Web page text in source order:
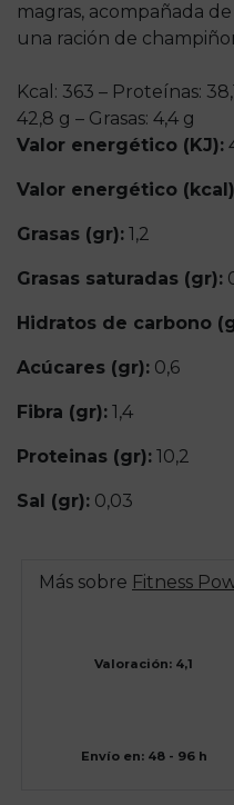
magras, acompañada
una ración de
Kcal: 363 – Proteínas:
42,8 g – Grasas: 4,4 g
Valor energético (KJ):
Valor energético
Grasas (gr): 1,2
Grasas saturadas (gr):
Hidratos de carbono
Acúcares (gr): 0,6
Fibra (gr): 1,4
Proteinas (gr): 10,2
Sal (gr): 0,03
Más sobre Fitness
Valoración: 4,1
Envío en: 48 - 96 h